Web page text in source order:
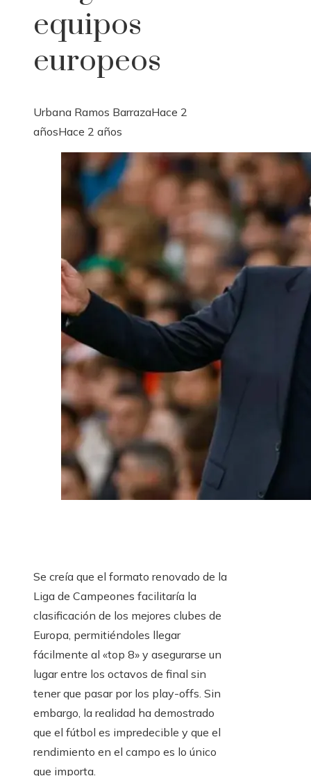
equipos
europeos
Urbana Ramos BarrazaHace 2
añosHace 2 años
Se creía que el formato renovado de la
Liga de Campeones facilitaría la
clasificación de los mejores clubes de
Europa, permitiéndoles llegar
fácilmente al «top 8» y asegurarse un
lugar entre los octavos de final sin
tener que pasar por los play-offs. Sin
embargo, la realidad ha demostrado
que el fútbol es impredecible y que el
rendimiento en el campo es lo único
que importa.